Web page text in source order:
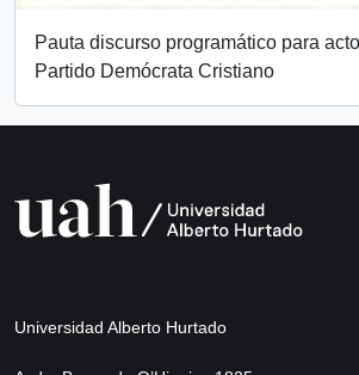
Pauta discurso programático para
Partido Demócrata Cristiano
Universidad Alberto Hurtado